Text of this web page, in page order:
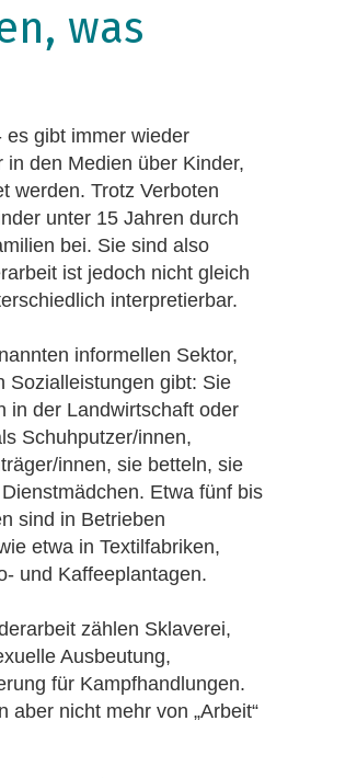
was
es gibt immer wieder
den Medien über Kinder,
werden. Trotz Verboten
unter 15 Jahren durch
bei. Sie sind also
ist jedoch nicht gleich
interpretierbar.
informellen Sektor,
Sozialleistungen gibt: Sie
in der Landwirtschaft oder
Schuhputzer/innen,
innen, sie betteln, sie
Etwa fünf bis
sind in Betrieben
etwa in Textilfabriken,
und Kaffeeplantagen.
zählen Sklaverei,
Ausbeutung,
für Kampfhandlungen.
aber nicht mehr von „Arbeit“